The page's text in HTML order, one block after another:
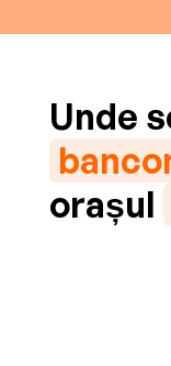
Unde
orașul